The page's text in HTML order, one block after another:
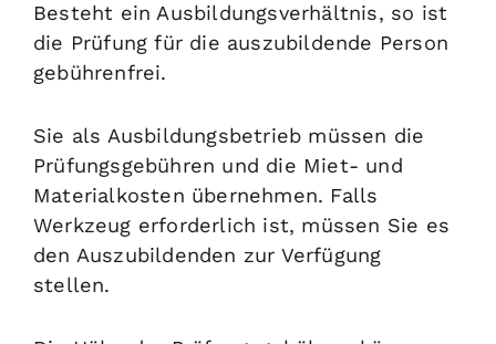
Besteht ein Ausbildungsverhältnis, so ist
die Prüfung für die auszubildende Person
gebührenfrei.
Sie als Ausbildungsbetrieb müssen die
Prüfungsgebühren und die Miet- und
Materialkosten übernehmen. Falls
Werkzeug erforderlich ist, müssen Sie es
den Auszubildenden zur Verfügung
stellen.